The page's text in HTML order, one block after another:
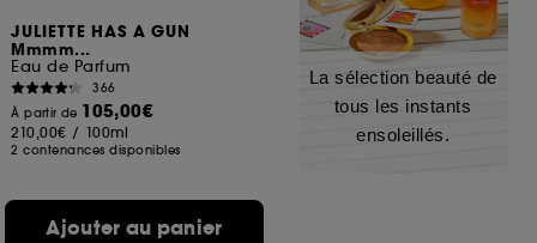
JULIETTE HAS A GUN
Mmmm...
Eau de Parfum
366
À partir de 105,00€
210,00€ / 100ml
2 contenances disponibles
Ajouter au panier
La sélection beauté de
tous les instants
ensoleillés.